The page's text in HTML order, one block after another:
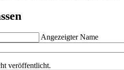
Angezeigter Name
veröffentlicht.